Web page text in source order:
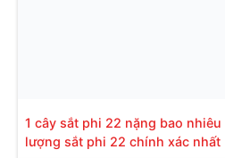
1 cây sắt phi 22 nặng bao
lượng sắt phi 22 chính xác nhất